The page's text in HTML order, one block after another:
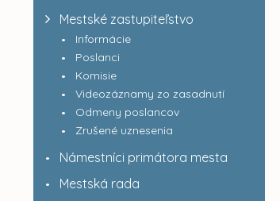
Mestské zastupiteľstvo
Informácie
Poslanci
Komisie
Videozáznamy zo zasadnutí
Odmeny poslancov
Zrušené uznesenia
Námestníci primátora mesta
Mestská rada